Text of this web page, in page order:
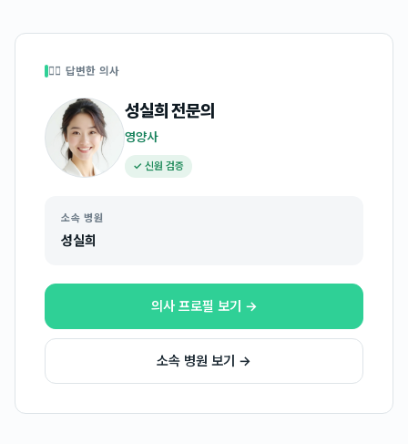
👩‍⚕️ 답변한 의사
성실희전문의
영양사
✓ 신원 검증
소속 병원
성실희
의사 프로필 보기 →
소속 병원 보기 →